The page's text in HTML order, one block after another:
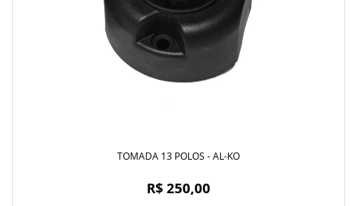
TOMADA 13 POLOS - AL-KO
R$ 250,00